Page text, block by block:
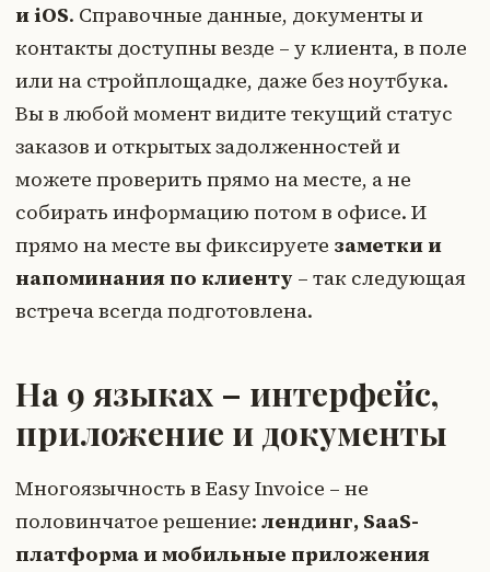
и iOS. Справочные данные, документы и
контакты доступны везде – у клиента, в поле
или на стройплощадке, даже без ноутбука.
Вы в любой момент видите текущий статус
заказов и открытых задолженностей и
можете проверить прямо на месте, а не
собирать информацию потом в офисе. И
прямо на месте вы фиксируете заметки и
напоминания по клиенту – так следующая
встреча всегда подготовлена.
На 9 языках – интерфейс,
приложение и документы
Многоязычность в Easy Invoice – не
половинчатое решение: лендинг, SaaS-
платформа и мобильные приложения